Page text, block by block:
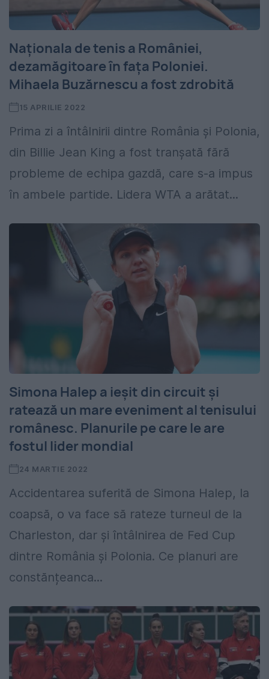
Naționala de tenis a României,
dezamăgitoare în fața Poloniei.
Mihaela Buzărnescu a fost zdrobită
15 APRILIE 2022
Prima zi a întâlnirii dintre România și Polonia,
din Billie Jean King a fost tranșată fără
probleme de echipa gazdă, care s-a impus
în ambele partide. Lidera WTA a arătat...
Simona Halep a ieșit din circuit și
ratează un mare eveniment al tenisului
românesc. Planurile pe care le are
fostul lider mondial
24 MARTIE 2022
Accidentarea suferită de Simona Halep, la
coapsă, o va face să rateze turneul de la
Charleston, dar și întâlnirea de Fed Cup
dintre România și Polonia. Ce planuri are
constănțeanca...